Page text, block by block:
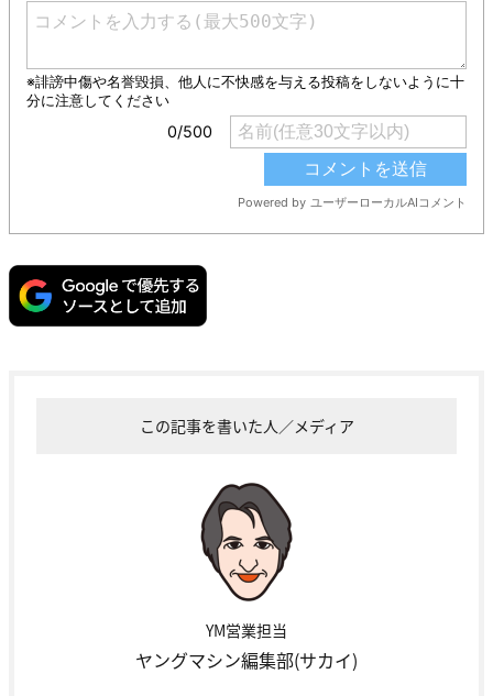
この記事を書いた人／メディア
YM営業担当
ヤングマシン編集部(サカイ)